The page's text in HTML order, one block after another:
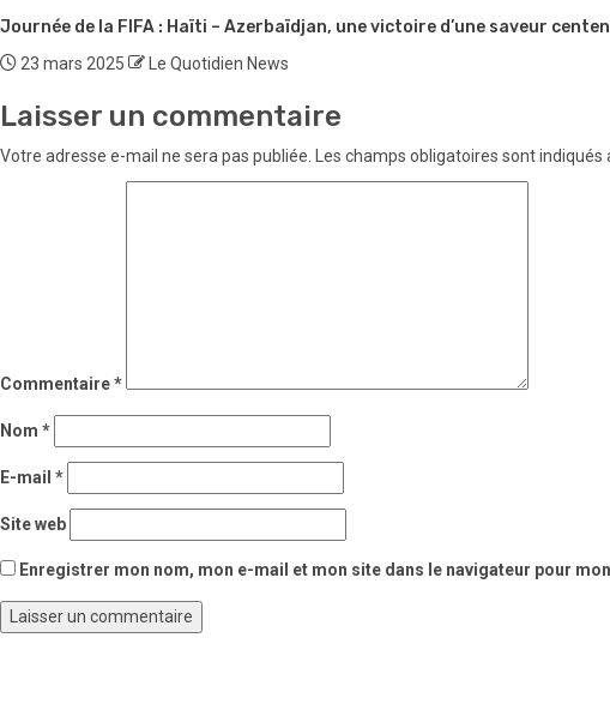
Journée de la FIFA : Haïti – Azerbaïdjan, une victoire d’une saveur
23 mars 2025 Le Quotidien News
Laisser un commentaire
Votre adresse e-mail ne sera pas publiée. Les champs obligatoires sont indiqués
Commentaire*
Nom *
E-mail *
Site web
Enregistrer mon nom, mon e-mail et mon site dans le navigateur pour